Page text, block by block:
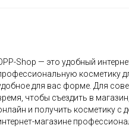
Shop — это удобный
косметику
для вас форме. Для
чтобы съездить в
и получить косметику с
магазине